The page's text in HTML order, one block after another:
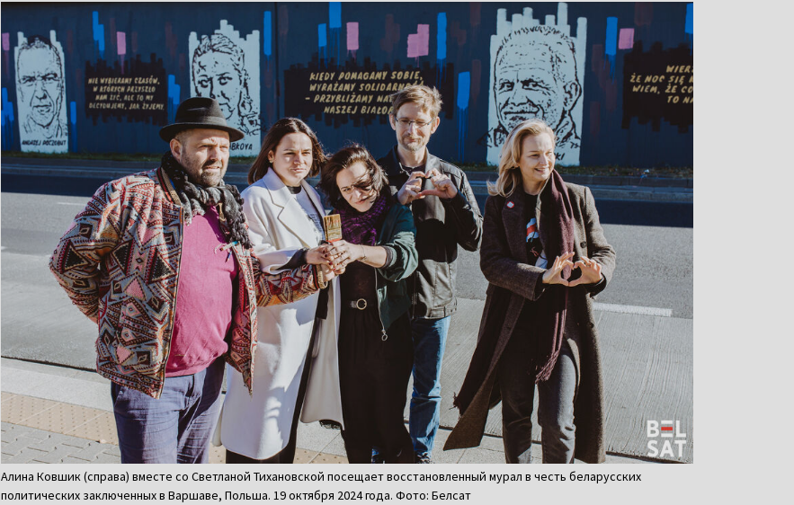
Алина Ковшик (справа) вместе со Светланой Тихановской посещает восстановленный мурал в честь беларусских
политических заключенных в Варшаве, Польша. 19 октября 2024 года. Фото: Белсат